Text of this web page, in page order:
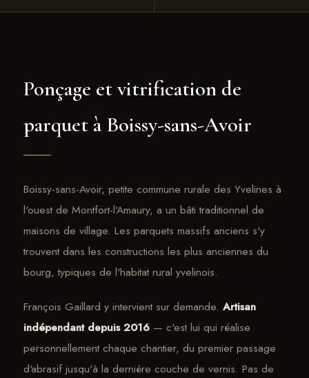
Ponçage et vitrification de
parquet à Boissy-sans-Avoir
Boissy-sans-Avoir, petite commune rurale des Yvelines à
l'ouest de Montfort-l'Amaury, a un bâti traditionnel de
maisons de village. Les parquets massifs anciens s'y
trouvent dans les constructions les plus anciennes du
bourg, typiques de l'habitat rural yvelinois.
François Gaillard y intervient sur demande. Artisan
indépendant depuis 2016 — c'est lui qui réalise
personnellement chaque chantier, du premier passage
d'abrasif jusqu'à la dernière couche de vernis. Pas de